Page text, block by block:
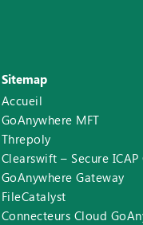
Sitemap
Accueil
GoAnywhere MFT
Threpoly
Clearswift – Secure ICAP
GoAnywhere Gateway
FileCatalyst
Connecteurs Cloud